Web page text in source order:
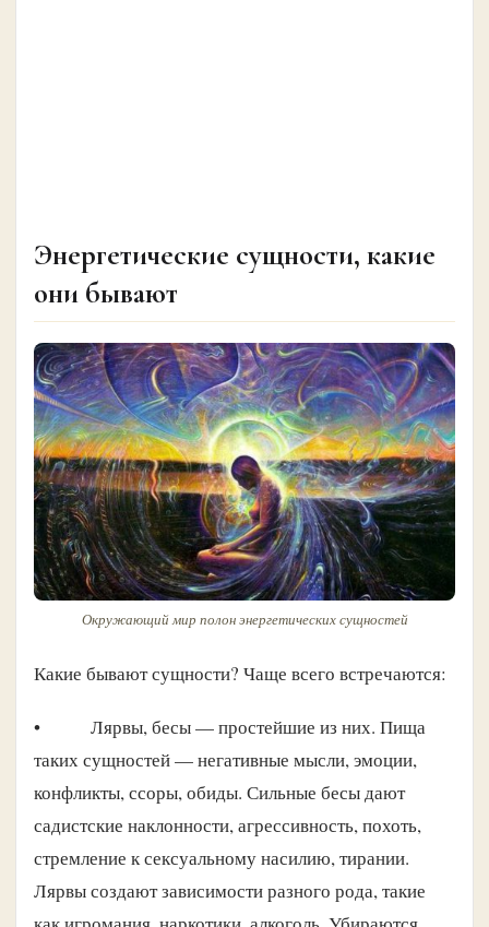
Энергетические сущности, какие
они бывают
Окружающий мир полон энергетических сущностей
Какие бывают сущности? Чаще всего встречаются:
• Лярвы, бесы — простейшие из них. Пища
таких сущностей — негативные мысли, эмоции,
конфликты, ссоры, обиды. Сильные бесы дают
садистские наклонности, агрессивность, похоть,
стремление к сексуальному насилию, тирании.
Лярвы создают зависимости разного рода, такие